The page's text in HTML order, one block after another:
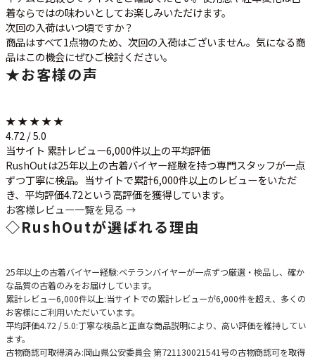
着ならではの味わいとしてお楽しみいただけます。
次回の入荷はいつ頃ですか？
商品はすべて1点物のため、次回の入荷はございません。気になる商
品はこの機会にぜひご検討ください。
★お客様の声
★ ★ ★ ★ ★
4.72 / 5.0
当サイト 累計レビュー6,000件以上の平均評価
RushOutは25年以上の古着バイヤー経験を持つ専門スタッフが一点
ずつ丁寧に検品。当サイトで累計6,000件以上のレビューをいただ
き、平均評価4.72という高評価を獲得しています。
お客様レビュー一覧を見る →
◇RushOutが選ばれる理由
25年以上の古着バイヤー経験:ベテランバイヤーが一点ずつ厳選・検品し、確か
な品質の古着のみをお届けしています。
累計レビュー6,000件以上:当サイトでの累計レビューが6,000件を超え、多くの
お客様にご利用いただいています。
平均評価4.72 / 5.0:丁寧な検品と正直な商品説明により、高い評価を維持してい
ます。
古物商認可取得済み:岡山県公安委員会 第721130021541号の古物商認可を取得